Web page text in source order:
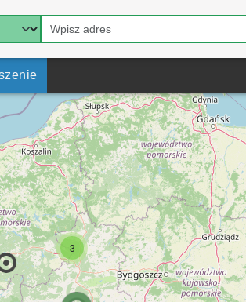
3